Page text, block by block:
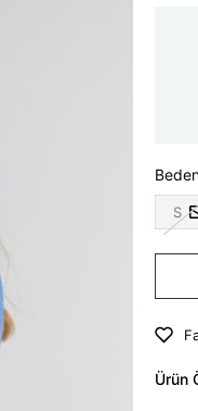
S
Ürün